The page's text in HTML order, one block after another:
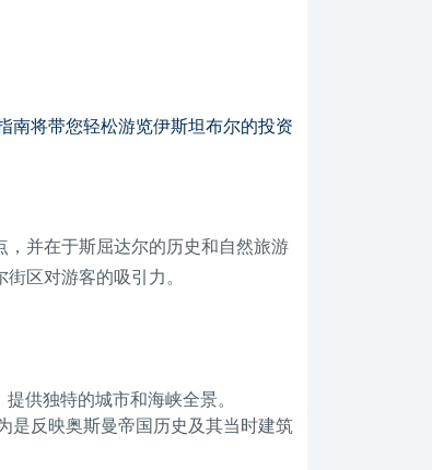
南将带您轻松游览伊斯坦布尔的投资
并在于斯屈达尔的历史和自然旅游
区对游客的吸引力。
供独特的城市和海峡全景。
是反映奥斯曼帝国历史及其当时建筑